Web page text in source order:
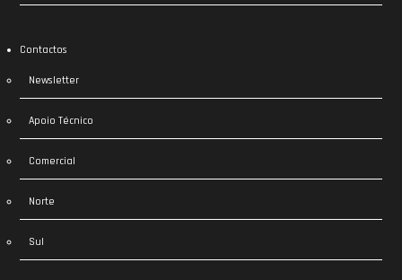
Contactos
Newsletter
Apoio Técnico
Comercial
Norte
Sul